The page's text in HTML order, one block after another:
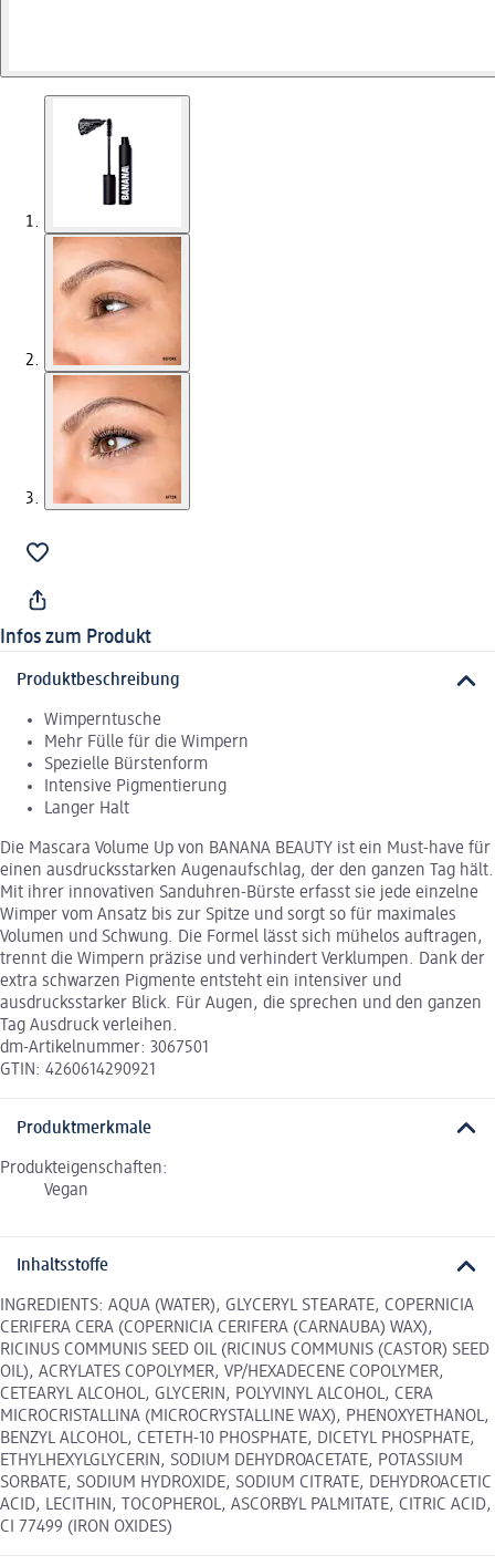
Infos zum Produkt
Produktbeschreibung
Wimperntusche
Mehr Fülle für die Wimpern
Spezielle Bürstenform
Intensive Pigmentierung
Langer Halt
Die Mascara Volume Up von BANANA BEAUTY ist ein Must-have für
einen ausdrucksstarken Augenaufschlag, der den ganzen Tag hält.
Mit ihrer innovativen Sanduhren-Bürste erfasst sie jede einzelne
Wimper vom Ansatz bis zur Spitze und sorgt so für maximales
Volumen und Schwung. Die Formel lässt sich mühelos auftragen,
trennt die Wimpern präzise und verhindert Verklumpen. Dank der
extra schwarzen Pigmente entsteht ein intensiver und
ausdrucksstarker Blick. Für Augen, die sprechen und den ganzen
Tag Ausdruck verleihen.
dm-Artikelnummer: 3067501
GTIN: 4260614290921
Produktmerkmale
Produkteigenschaften:
Vegan
Inhaltsstoffe
INGREDIENTS: AQUA (WATER), GLYCERYL STEARATE, COPERNICIA
CERIFERA CERA (COPERNICIA CERIFERA (CARNAUBA) WAX),
RICINUS COMMUNIS SEED OIL (RICINUS COMMUNIS (CASTOR) SEED
OIL), ACRYLATES COPOLYMER, VP/HEXADECENE COPOLYMER,
CETEARYL ALCOHOL, GLYCERIN, POLYVINYL ALCOHOL, CERA
MICROCRISTALLINA (MICROCRYSTALLINE WAX), PHENOXYETHANOL,
BENZYL ALCOHOL, CETETH-10 PHOSPHATE, DICETYL PHOSPHATE,
ETHYLHEXYLGLYCERIN, SODIUM DEHYDROACETATE, POTASSIUM
SORBATE, SODIUM HYDROXIDE, SODIUM CITRATE, DEHYDROACETIC
ACID, LECITHIN, TOCOPHEROL, ASCORBYL PALMITATE, CITRIC ACID,
CI 77499 (IRON OXIDES)